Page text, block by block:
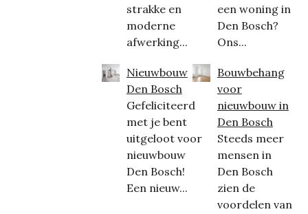
strakke en
moderne
afwerking...
Nieuwbouw
Den Bosch
Gefeliciteerd
met je bent
uitgeloot voor
nieuwbouw
Den Bosch!
Een nieuw...
een woning in
Den Bosch?
Ons...
Bouwbehang
voor
nieuwbouw in
Den Bosch
Steeds meer
mensen in
Den Bosch
zien de
voordelen van